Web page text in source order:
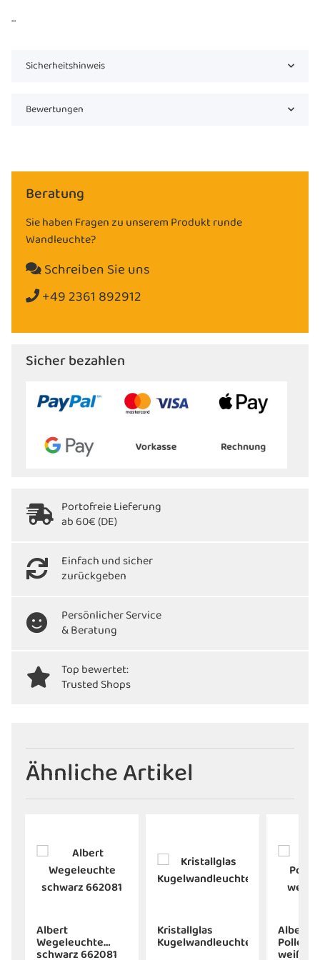
...
Sicherheitshinweis
Bewertungen
Beratung
Sie haben Fragen zu unserem Produkt runde
Wandleuchte?
Schreiben Sie uns
+49 2361 892912
Sicher bezahlen
Portofreie Lieferung
ab 60€ (DE)
Einfach und sicher
zurückgeben
Persönlicher Service
& Beratung
Top bewertet:
Trusted Shops
Ähnliche Artikel
Albert
Wegeleuchte
schwarz 662081
Kristallglas
Kugelwandleuchte
Albert
weiß